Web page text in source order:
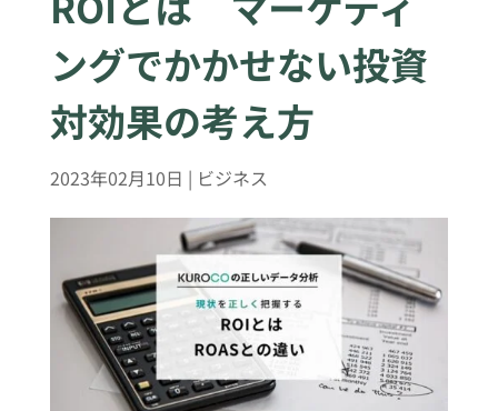
ングでかかせない投資
対効果の考え方
2023年02月10日 | ビジネス